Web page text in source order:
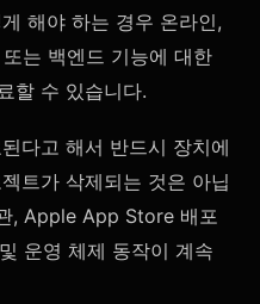
해야 하는 경우 온라인,
는 백엔드 기능에 대한
할 수 있습니다.
다고 해서 반드시 장치에
트가 삭제되는 것은 아닙
, Apple App Store 배포
운영 체제 동작이 계속